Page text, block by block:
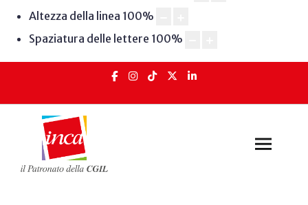
Altezza della linea 100%
Spaziatura delle lettere 100%